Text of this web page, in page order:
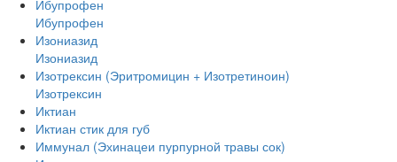
Ибупрофен
Ибупрофен
Изониазид
Изониазид
Изотрексин (Эритромицин + Изотретиноин)
Изотрексин
Иктиан
Иктиан стик для губ
Иммунал (Эхинацеи пурпурной травы сок)